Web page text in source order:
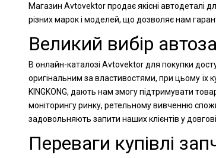
Магазин Avtovektor продає якісні автодеталі
різних марок і моделей, що дозволяє нам
Великий вибір
В онлайн-каталозі Avtovektor для покупки
оригінальним за властивостями, при цьому їх
KINGKONG, дають нам змогу підтримувати
моніторингу ринку, ретельному вивченню
задовольняють запити наших клієнтів у
Переваги купівлі